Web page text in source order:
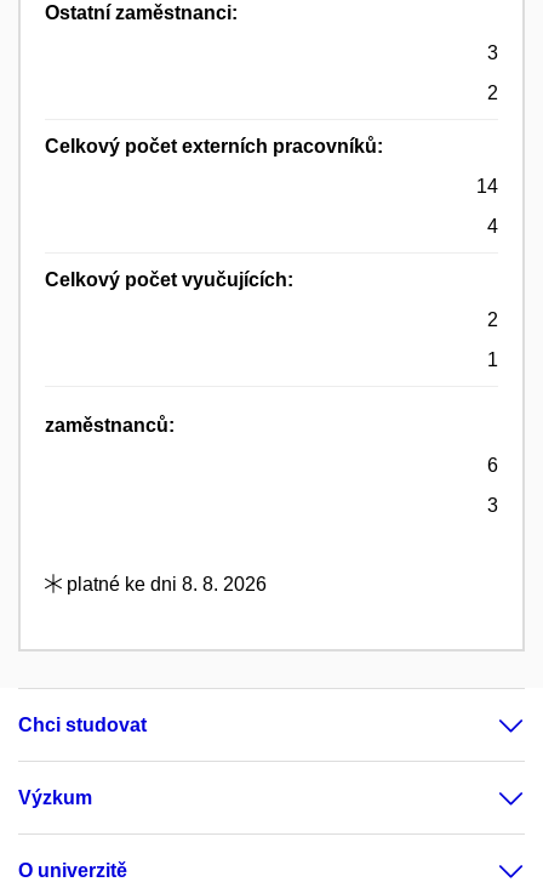
Ostatní zaměstnanci:
3
2
Celkový počet externích pracovníků:
14
4
Celkový počet vyučujících:
2
1
zaměstnanců:
6
3
platné ke dni 8. 8. 2026
Chci studovat
Výzkum
O univerzitě